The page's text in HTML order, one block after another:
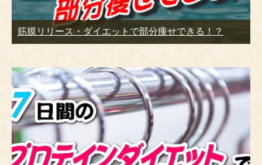
筋膜リリース・ダイエットで部分痩せできる！？